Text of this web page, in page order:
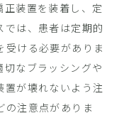
装置を装着し、定
では、患者は定期的
受ける必要がありま
なブラッシングや
置が壊れないよう注
の注意点がありま